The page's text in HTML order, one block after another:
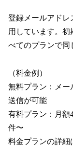
登録メールアドレ
用しています。
べてのプランで同
（料金例）
無料プラン：メー
送信が可能
有料プラン：月額
件〜
料金プランの詳細